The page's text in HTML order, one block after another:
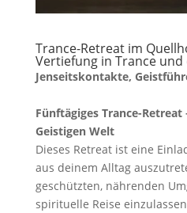
Trance-Retreat im
Vertiefung in Trance
Jenseitskontakte,
Fünftägiges Trance-
Geistigen Welt
Dieses Retreat ist eine
aus deinem Alltag
geschützten, nährenden
spirituelle Reise